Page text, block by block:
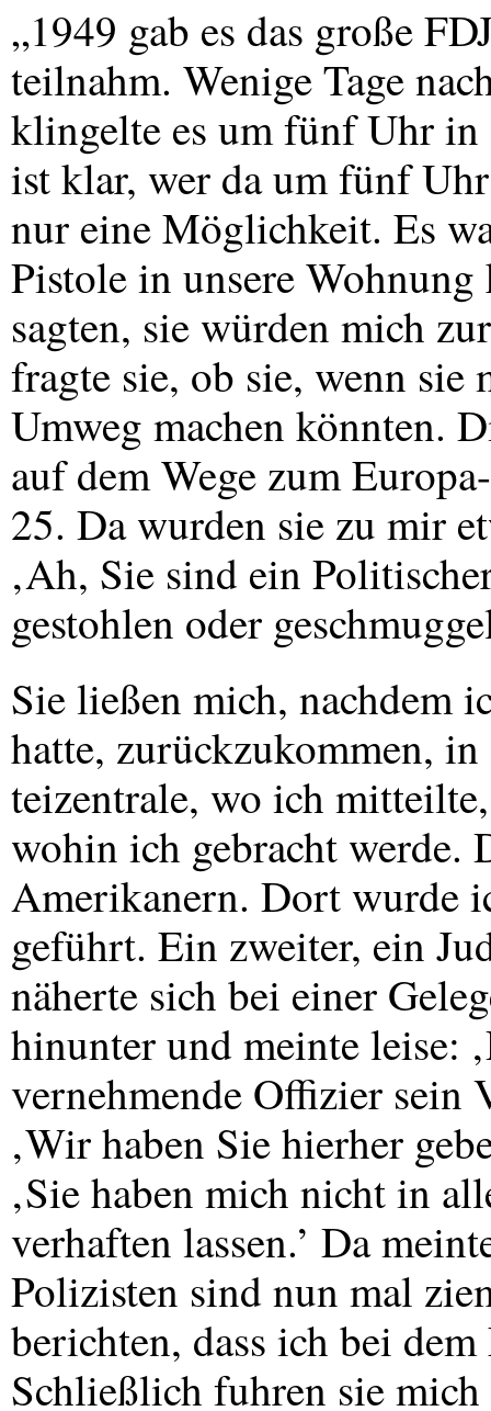
„1949 gab es das große
teilnahm. Wenige Tage
klingelte es um fünf Uhr in
ist klar, wer da um fünf
nur eine Möglichkeit. Es
Pistole in unsere
sagten, sie würden mich
fragte sie, ob sie, wenn
Umweg machen könnten.
auf dem Wege zum
25. Da wurden sie zu mir
‚Ah, Sie sind ein
gestohlen oder
Sie ließen mich, nachdem
hatte, zurückzukommen, in
teizentrale, wo ich
wohin ich gebracht werde.
Amerikanern. Dort wurde
geführt. Ein zweiter, ein
näherte sich bei einer
hinunter und meinte leise:
vernehmende Offizier sein
‚Wir haben Sie hierher
‚Sie haben mich nicht in
verhaften lassen.’ Da
Polizisten sind nun mal
berichten, dass ich bei dem
Schließlich fuhren sie